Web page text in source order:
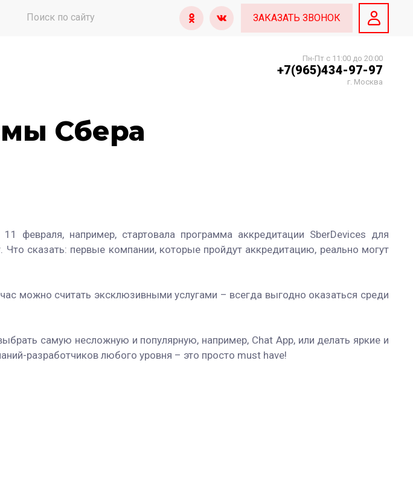
Поиск по сайту ЗАКАЗАТЬ ЗВОНОК
Пн-Пт с 11:00 до 20:00
+7(965)434-97-97
г. Москва
Сбера
например, стартовала программа аккредитации SberDevices для
сказать: первые компании, которые пройдут аккредитацию, реально могут
можно считать эксклюзивными услугами – всегда выгодно оказаться среди
самую несложную и популярную, например, Chat App, или делать яркие и
разработчиков любого уровня – это просто must have!